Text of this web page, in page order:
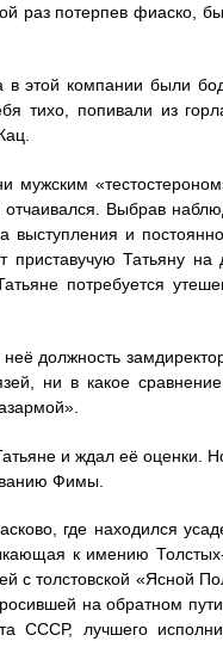
раз потерпев фиаско,
этой компании были
тихо, попивали из
мужским
Выбрав
выступления и постоянно
приставучую Татьяну на
потребуется
должность
ни в какое
и ждал её оценки.
Фимы.
где находился
к имению
с толстовской «Ясной
на обратном
СССР, лучшего